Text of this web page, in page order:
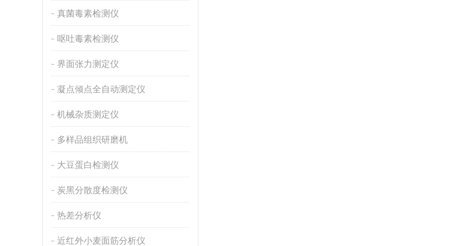
真菌毒素检测仪
呕吐毒素检测仪
界面张力测定仪
凝点倾点全自动测定仪
机械杂质测定仪
多样品组织研磨机
大豆蛋白检测仪
炭黑分散度检测仪
热差分析仪
近红外小麦面筋分析仪